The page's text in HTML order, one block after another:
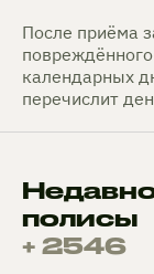
После приёма
календарных
перечислит
полисы
+ 2546